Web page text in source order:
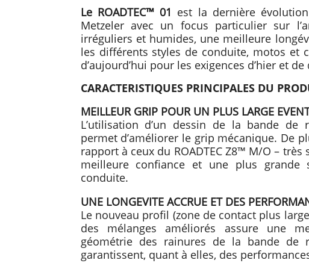
Le ROADTEC™ 01 est la dernière
Metzeler avec un focus particulier sur
irréguliers et humides, une meilleure
les différents styles de conduite, motos et
d’aujourd’hui pour les exigences d’hier et
CARACTERISTIQUES PRINCIPALES DU
MEILLEUR GRIP POUR UN PLUS LARGE
L’utilisation d’un dessin de la bande de
permet d’améliorer le grip mécanique. De
rapport à ceux du ROADTEC Z8™ M/O –
meilleure confiance et une plus grande
conduite.
UNE LONGEVITE ACCRUE ET DES
Le nouveau profil (zone de contact plus
des mélanges améliorés assure une
géométrie des rainures de la bande de
garantissent, quant à elles, des